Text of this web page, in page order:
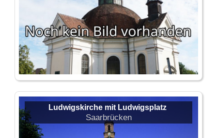
Ludwigskirche mit Ludwigsplatz
Saarbrücken